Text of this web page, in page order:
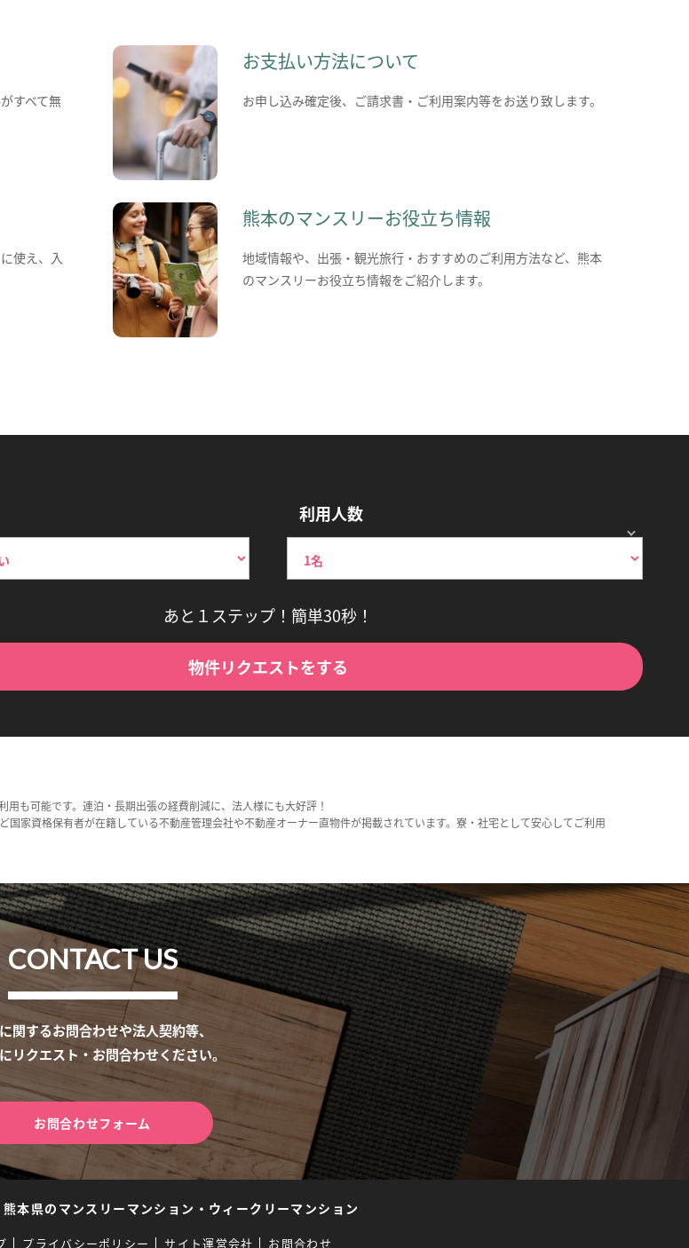
すべて無
お支払い方法について
お申し込み確定後、ご請求書・ご利用案内等をお送り致します。
使え、入
熊本のマンスリーお役立ち情報
地域情報や、出張・観光旅行・おすすめのご利用方法など、熊本
のマンスリーお役立ち情報をご紹介します。
利用人数
あと１ステップ！簡単30秒！
物件リクエストをする
も可能です。連泊・長期出張の経費削減に、法人様にも大好評！
家資格保有者が在籍している不動産管理会社や不動産オーナー直物件が掲載されています。寮・社宅として安心してご利用
CONTACT US
関するお問合わせや法人契約等、
リクエスト・お問合わせください。
お問合わせフォーム
熊本県のマンスリーマンション・ウィークリーマンション
プライバシーポリシー サイト運営会社 お問合わせ